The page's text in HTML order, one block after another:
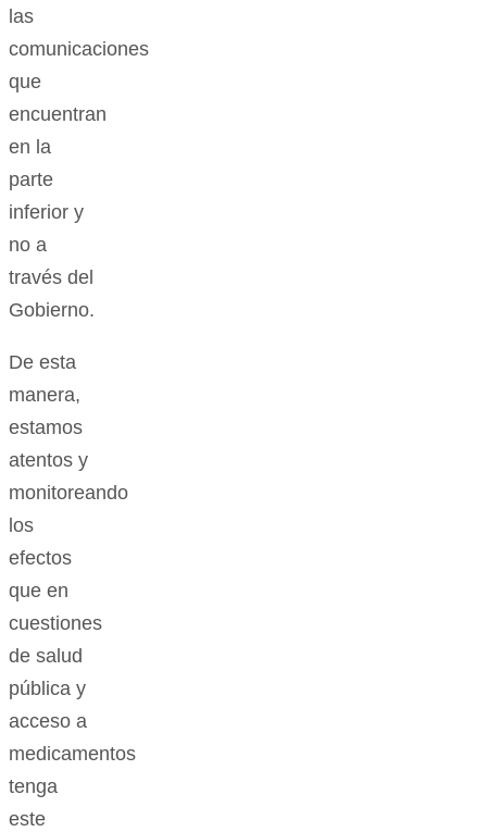
las
comunicaciones
que
encuentran
en la
parte
inferior y
no a
través del
Gobierno.
De esta
manera,
estamos
atentos y
monitoreando
los
efectos
que en
cuestiones
de salud
pública y
acceso a
medicamentos
tenga
este